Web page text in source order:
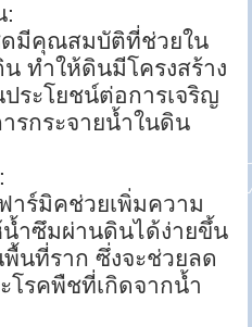
:
มีคุณสมบัติที่ช่วยใน
น ทำให้ดินมีโครงสร้าง
ระโยชน์ต่อการเจริญ
รกระจายน้ำในดิน
าร์มิคช่วยเพิ่มความ
น้ำซึมผ่านดินได้ง่ายขึ้น
นที่ราก ซึ่งจะช่วยลด
โรคพืชที่เกิดจากน้ำ